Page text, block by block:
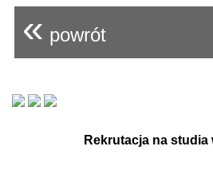
« powrót
Rekrutacja na studia